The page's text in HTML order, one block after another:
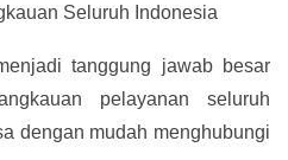
Seluruh Indonesia
tanggung jawab besar
pelayanan seluruh
dengan mudah menghubungi